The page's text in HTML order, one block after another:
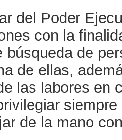
del Poder
con la
búsqueda de
de ellas,
las labores en
de la mano